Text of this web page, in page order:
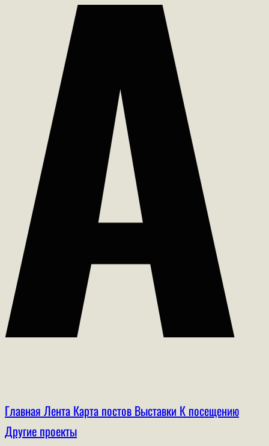
Главная Лента Карта постов Выставки К посещению
Другие проекты